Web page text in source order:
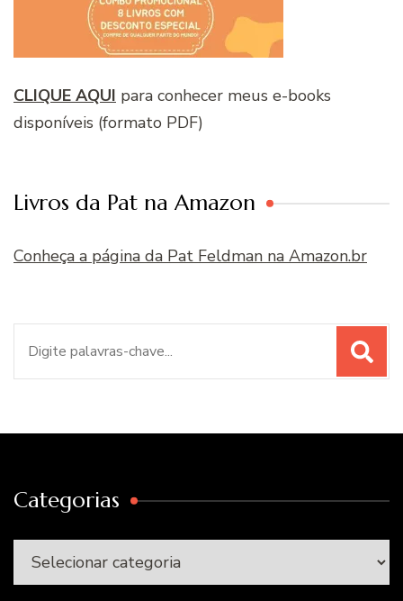
CLIQUE AQUI para conhecer meus e-books
disponíveis (formato PDF)
Livros da Pat na Amazon
Conheça a página da Pat Feldman na Amazon.br
Categorias
Categorias